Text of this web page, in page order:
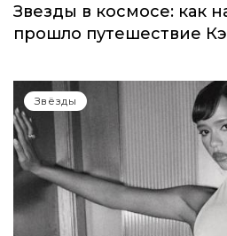
Звезды в космосе: как
прошло путешествие
Звёзды